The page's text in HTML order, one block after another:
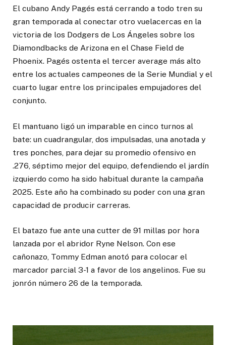
El cubano Andy Pagés está cerrando a todo tren su
gran temporada al conectar otro vuelacercas en la
victoria de los Dodgers de Los Ángeles sobre los
Diamondbacks de Arizona en el Chase Field de
Phoenix. Pagés ostenta el tercer average más alto
entre los actuales campeones de la Serie Mundial y el
cuarto lugar entre los principales empujadores del
conjunto.
El mantuano ligó un imparable en cinco turnos al
bate: un cuadrangular, dos impulsadas, una anotada y
tres ponches, para dejar su promedio ofensivo en
.276, séptimo mejor del equipo, defendiendo el jardín
izquierdo como ha sido habitual durante la campaña
2025. Este año ha combinado su poder con una gran
capacidad de producir carreras.
El batazo fue ante una cutter de 91 millas por hora
lanzada por el abridor Ryne Nelson. Con ese
cañonazo, Tommy Edman anotó para colocar el
marcador parcial 3-1 a favor de los angelinos. Fue su
jonrón número 26 de la temporada.